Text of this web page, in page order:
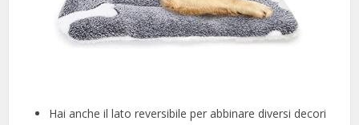
Hai anche il lato reversibile per abbinare diversi decori